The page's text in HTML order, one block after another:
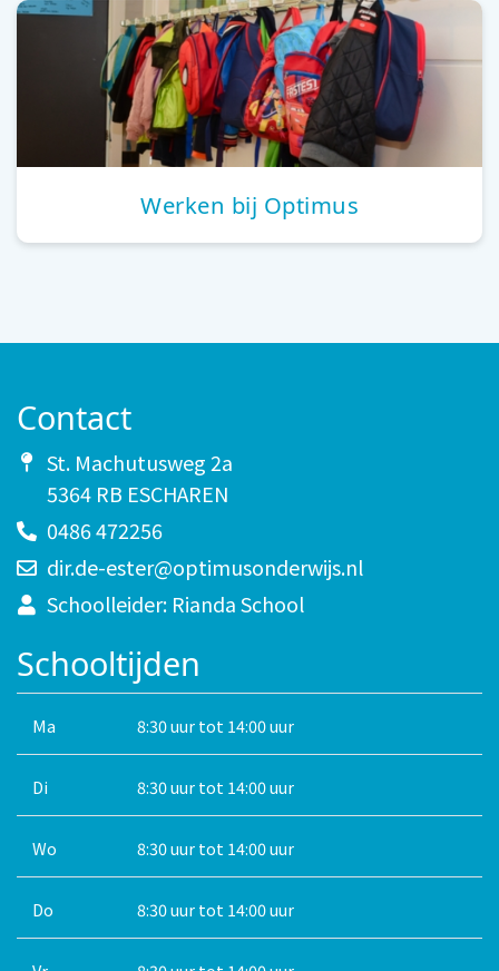
Werken bij Optimus
Contact
St. Machutusweg 2a
5364 RB ESCHAREN
0486 472256
dir.de-ester@optimusonderwijs.nl
Schoolleider: Rianda School
Schooltijden
Ma 8:30 uur tot 14:00 uur
Di 8:30 uur tot 14:00 uur
Wo 8:30 uur tot 14:00 uur
Do 8:30 uur tot 14:00 uur